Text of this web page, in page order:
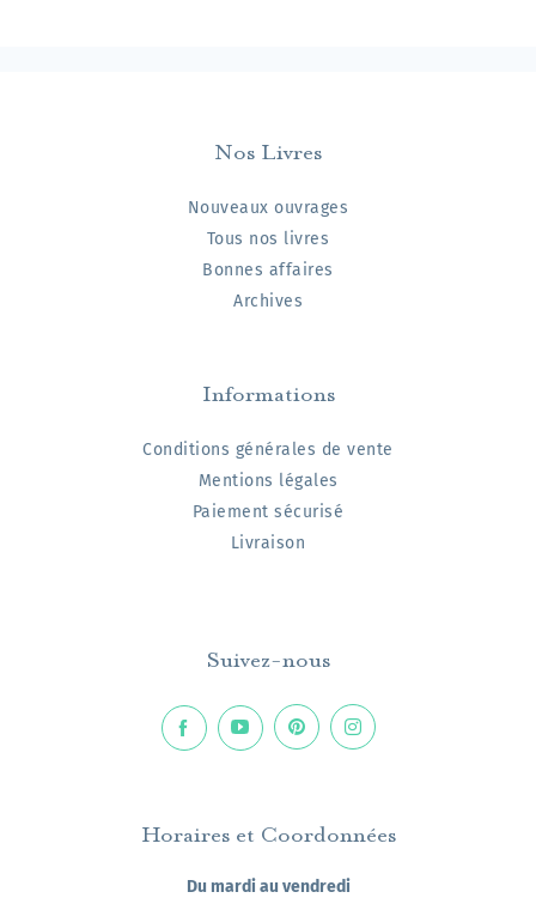
Nos Livres
Nouveaux ouvrages
Tous nos livres
Bonnes affaires
Archives
Informations
Conditions générales de vente
Mentions légales
Paiement sécurisé
Livraison
Suivez-nous
Horaires et Coordonnées
Du mardi au vendredi